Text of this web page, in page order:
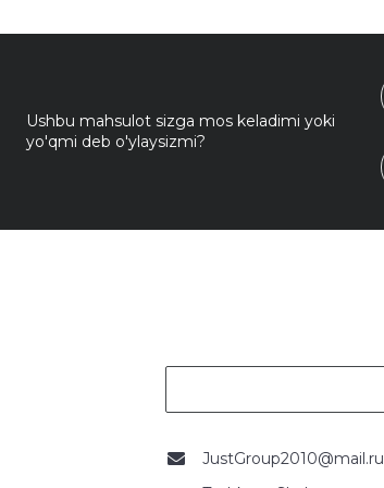
Ushbu mahsulot sizga mos keladimi yoki
yo'qmi deb o'ylaysizmi?
JustGroup2010@mail.ru